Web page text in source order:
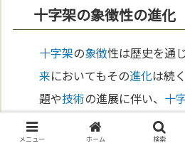
十字架の象徴性の進化
十字架の象徴性は歴史を通
来においてもその進化は続
題や技術の進展に伴い、 十
ようになるかもしれない。
チャルリアリティの発展が
メニュー ホーム 検索